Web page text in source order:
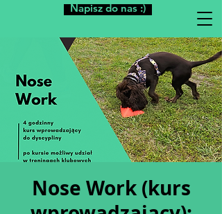
Napisz do nas :)
Nose Work (kurs